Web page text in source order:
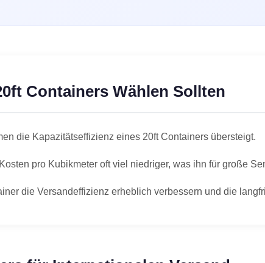
Containers Wählen Sollten
die Kapazitätseffizienz eines 20ft Containers übersteigt.
pro Kubikmeter oft viel niedriger, was ihn für große
die Versandeffizienz erheblich verbessern und die